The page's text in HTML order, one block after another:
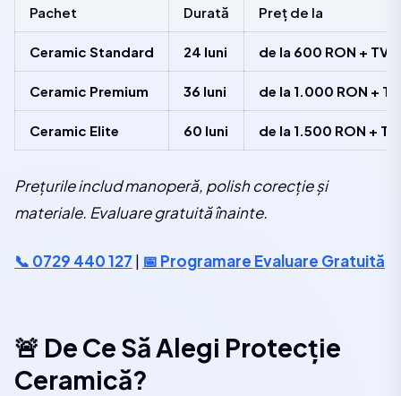
Pachet Durată Preț de la
Ceramic Standard 24 luni de la 600 RON + TVA
Ceramic Premium 36 luni de la 1.000 RON +
Ceramic Elite 60 luni de la 1.500 RON +
Prețurile includ manoperă, polish corecție și
materiale. Evaluare gratuită înainte.
📞 0729 440 127 | 📅 Programare Evaluare Gratuită
🚨 De Ce Să Alegi Protecție
Ceramică?